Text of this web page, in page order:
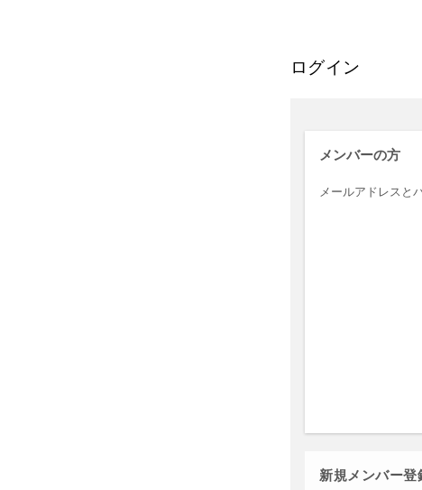
ログイン
メンバーの方
メールアドレスと
新規メンバー登